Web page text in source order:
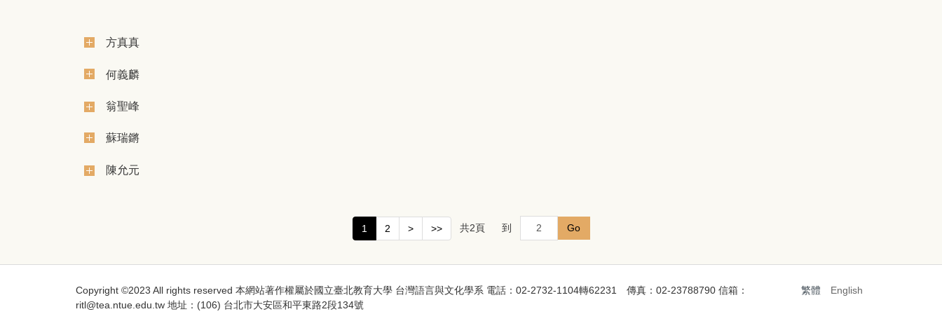
方真真
何義麟
翁聖峰
蘇瑞鏘
陳允元
1 2 > >> 共2頁 到 Go
繁體 English
Copyright ©2023 All rights reserved 本網站著作權屬於國立臺北教育大學 台灣語言與文化學系 電話：02-2732-1104轉62231 傳真：02-23788790 信箱：
ritl@tea.ntue.edu.tw 地址：(106) 台北市大安區和平東路2段134號